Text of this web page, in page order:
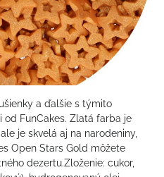
a ďalšie s týmito
od FunCakes. Zlatá farba je
je skvelá aj na narodeniny,
Open Stars Gold môžete
dezertu.Zloženie: cukor,